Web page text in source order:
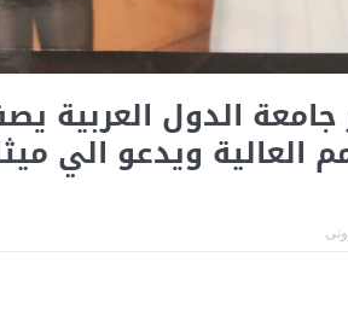
الدول العربية
العالية ويدعو الي